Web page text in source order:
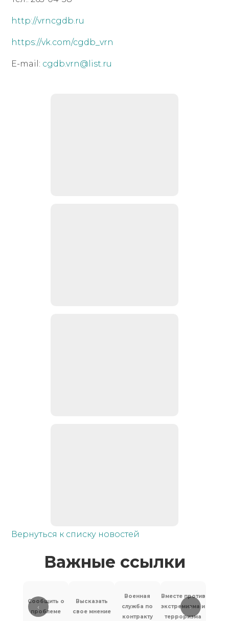
http://vrncgdb.ru
https://vk.com/cgdb_vrn
E-mail: cgdb.vrn@list.ru
Вернуться к списку новостей
Важные ссылки
‹
Сообщить о
проблеме
Высказать
свое мнение
Военная
служба по
контракту
Вместе против
экстремизма и
терроризма
›